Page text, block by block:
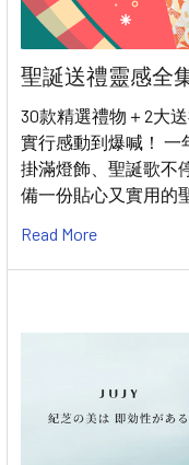
聖誕送禮靈感全
30款精選禮物＋2大送
實行感動到爆喊！
掛滿燈飾、聖誕歌不
備一份貼心又實用的
Read More